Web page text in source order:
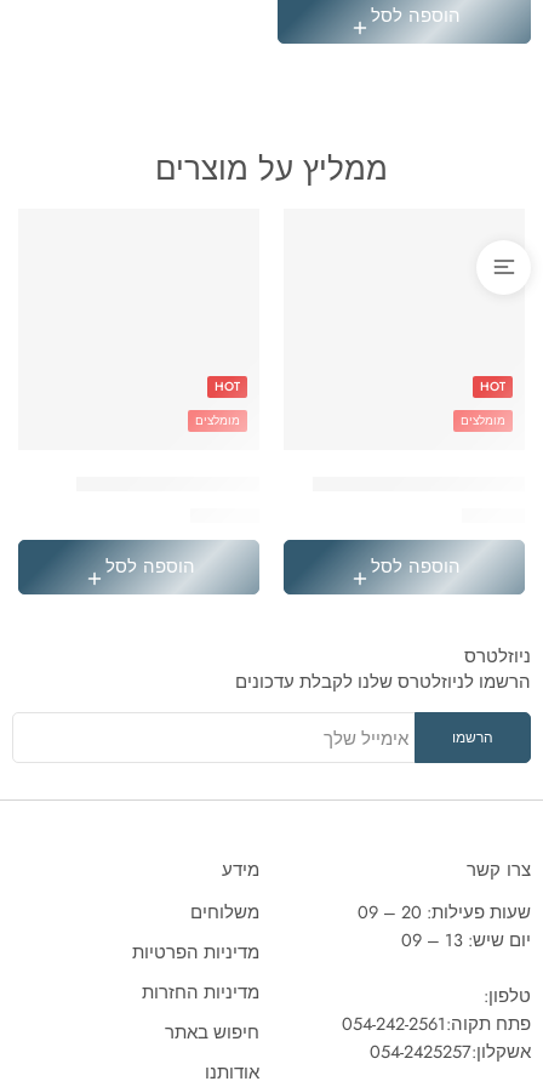
הוספה לסל
ממליץ על מוצרים
HOT
מומלצים
הוספה לסל
HOT
מומלצים
הוספה לסל
ניוזלטרס
הרשמו לניוזלטרס שלנו לקבלת עדכונים
צרו קשר
שעות פעילות: 20 – 09
יום שיש: 13 – 09
טלפון:
פתח תקוה:054-242-2561
אשקלון:054-2425257
מידע
משלוחים
מדיניות הפרטיות
מדיניות החזרות
חיפוש באתר
אודותנו